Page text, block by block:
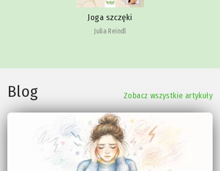
Joga szczęki
Julia Reindl
Blog Zobacz wszystkie artykuły